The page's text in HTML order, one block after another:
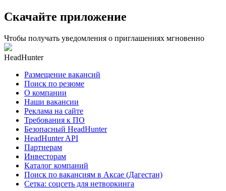
Скачайте приложение
Чтобы получать уведомления о приглашениях мгновенно
HeadHunter
Размещение вакансий
Поиск по резюме
О компании
Наши вакансии
Реклама на сайте
Требования к ПО
Безопасный HeadHunter
HeadHunter API
Партнерам
Инвесторам
Каталог компаний
Поиск по вакансиям в Аксае (Дагестан)
Сетка: соцсеть для нетворкинга